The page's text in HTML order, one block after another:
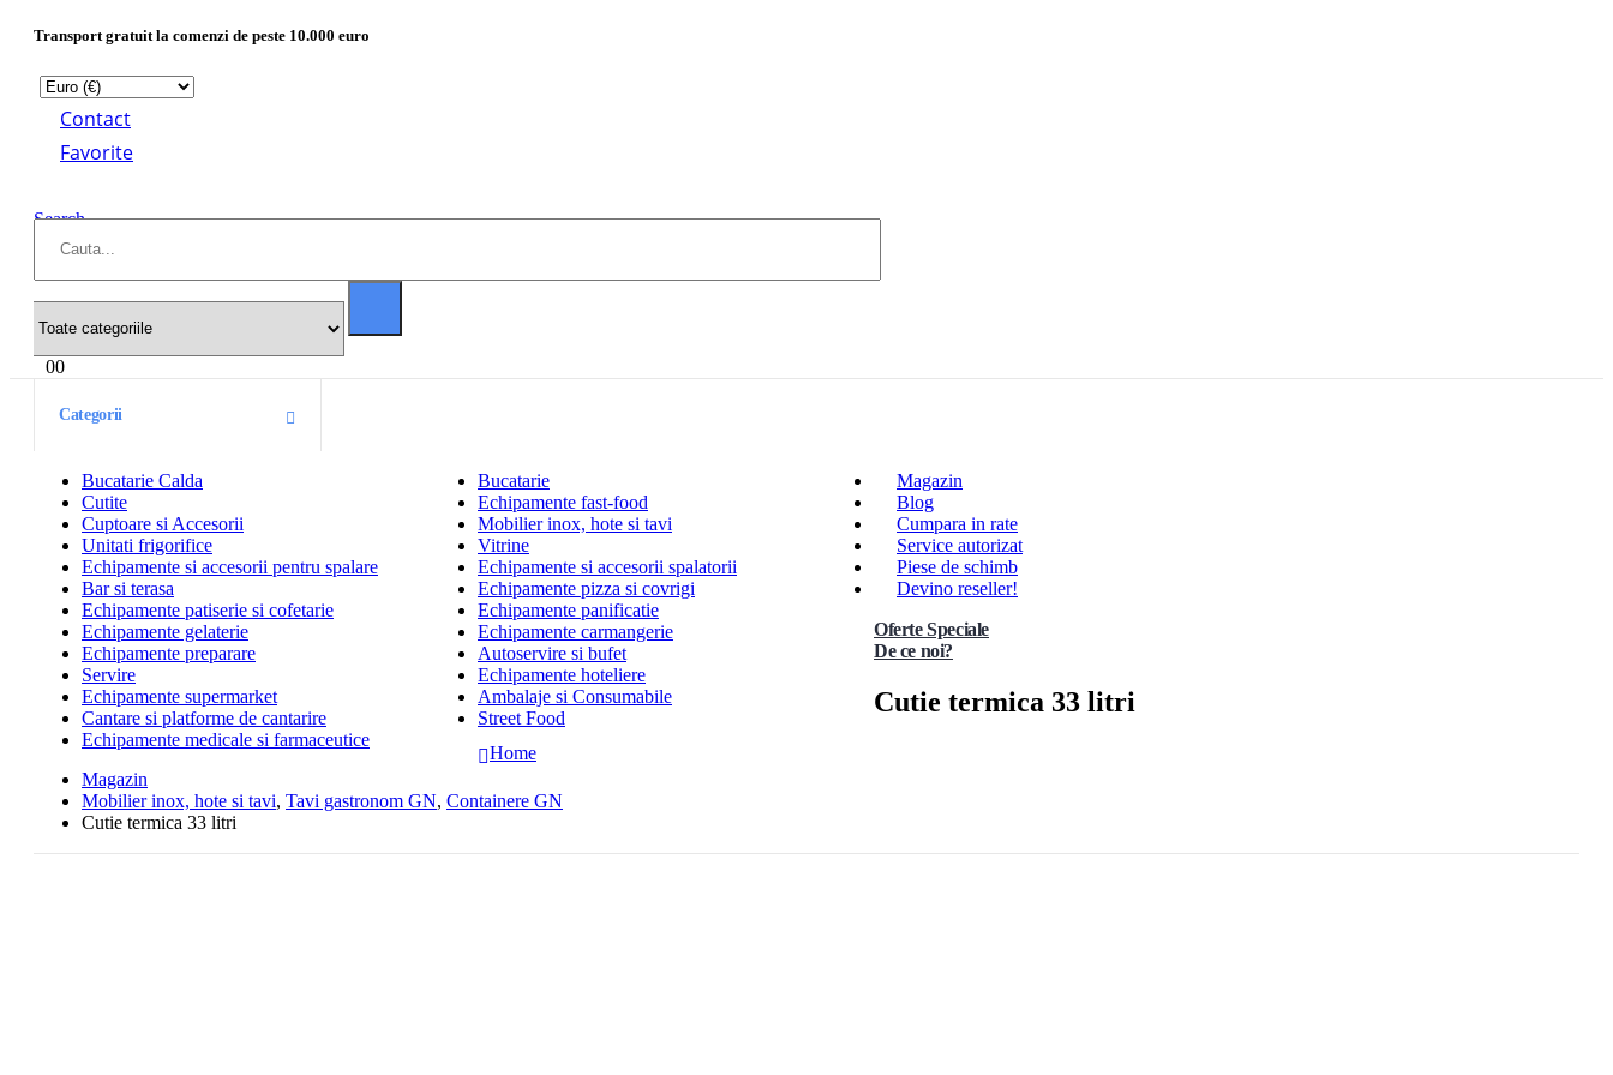
Transport gratuit la comenzi de peste 10.000 euro
Contact
Favorite
Search
00
Categorii
Bucatarie Calda
Bucatarie
Cutite
Echipamente fast-food
Cuptoare si Accesorii
Mobilier inox, hote si tavi
Unitati frigorifice
Vitrine
Echipamente si accesorii pentru spalare
Echipamente si accesorii spalatorii
Bar si terasa
Echipamente pizza si covrigi
Echipamente patiserie si cofetarie
Echipamente panificatie
Echipamente gelaterie
Echipamente carmangerie
Echipamente preparare
Autoservire si bufet
Servire
Echipamente hoteliere
Echipamente supermarket
Ambalaje si Consumabile
Cantare si platforme de cantarire
Street Food
Echipamente medicale si farmaceutice
Magazin
Blog
Cumpara in rate
Service autorizat
Piese de schimb
Devino reseller!
Oferte Speciale
De ce noi?
Cutie termica 33 litri
Home
Magazin
Mobilier inox, hote si tavi, Tavi gastronom GN, Containere GN
Cutie termica 33 litri